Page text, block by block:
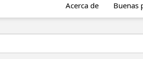
Acerca de Buenas